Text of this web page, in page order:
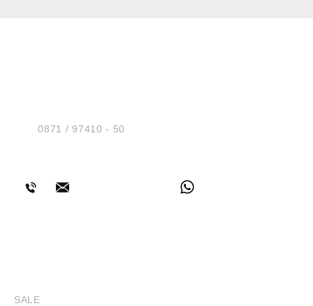
Tel.:0871 / 97410 - 50
SALE